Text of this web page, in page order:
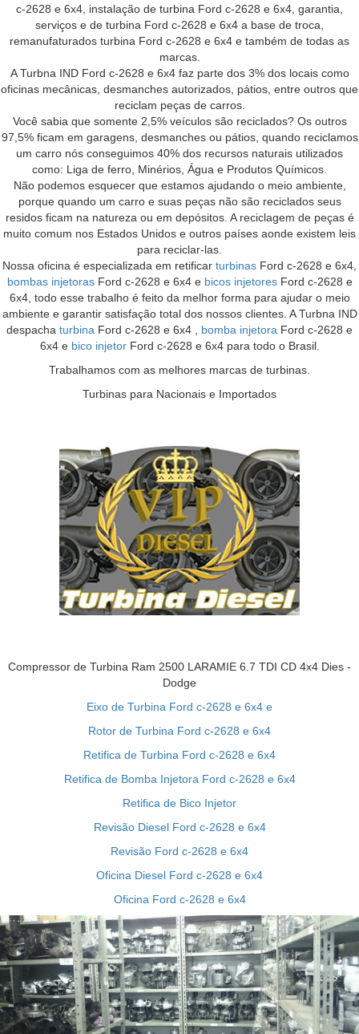
c-2628 e 6x4, instalação de turbina Ford c-2628 e 6x4, garantia,
serviços e de turbina Ford c-2628 e 6x4 a base de troca,
remanufaturados turbina Ford c-2628 e 6x4 e também de todas as
marcas.
A Turbna IND Ford c-2628 e 6x4 faz parte dos 3% dos locais como
oficinas mecânicas, desmanches autorizados, pátios, entre outros que
reciclam peças de carros.
Você sabia que somente 2,5% veículos são reciclados? Os outros
97,5% ficam em garagens, desmanches ou pátios, quando reciclamos
um carro nós conseguimos 40% dos recursos naturais utilizados
como: Liga de ferro, Minérios, Água e Produtos Químicos.
Não podemos esquecer que estamos ajudando o meio ambiente,
porque quando um carro e suas peças não são reciclados seus
residos ficam na natureza ou em depósitos. A reciclagem de peças é
muito comum nos Estados Unidos e outros países aonde existem leis
para reciclar-las.
Nossa oficina é especializada em retificar turbinas Ford c-2628 e 6x4,
bombas injetorasFord c-2628 e 6x4 e bicos injetoresFord c-2628 e
6x4, todo esse trabalho é feito da melhor forma para ajudar o meio
ambiente e garantir satisfação total dos nossos clientes. A Turbna IND
despacha turbina Ford c-2628 e 6x4 , bomba injetora Ford c-2628 e
6x4 e bico injetorFord c-2628 e 6x4 para todo o Brasil.
Trabalhamos com as melhores marcas de turbinas.
Turbinas para Nacionais e Importados
Compressor de Turbina Ram 2500 LARAMIE 6.7 TDI CD 4x4 Dies -
Dodge
Eixo de Turbina Ford c-2628 e 6x4 e
Rotor de Turbina Ford c-2628 e 6x4
Retifica de Turbina Ford c-2628 e 6x4
Retifica de Bomba Injetora Ford c-2628 e 6x4
Retifica de Bico Injetor
Revisão Diesel Ford c-2628 e 6x4
Revisão Ford c-2628 e 6x4
Oficina Diesel Ford c-2628 e 6x4
Oficina Ford c-2628 e 6x4